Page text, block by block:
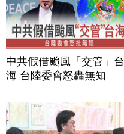
中共假借颱風「交管」台
海 台陸委會怒轟無知